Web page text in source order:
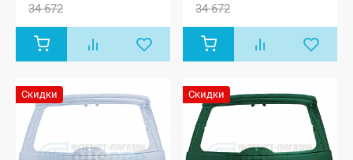
34 672 34 672
Скидки Скидки